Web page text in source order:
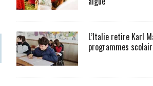
L’Italie retire Karl
programmes